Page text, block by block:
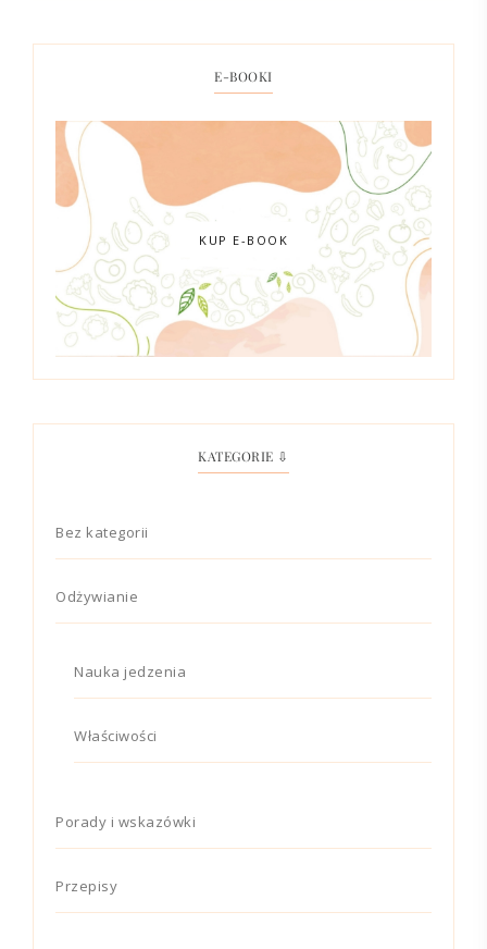
E-BOOKI
KUP E-BOOK
KATEGORIE ⇩
Bez kategorii
Odżywianie
Nauka jedzenia
Właściwości
Porady i wskazówki
Przepisy